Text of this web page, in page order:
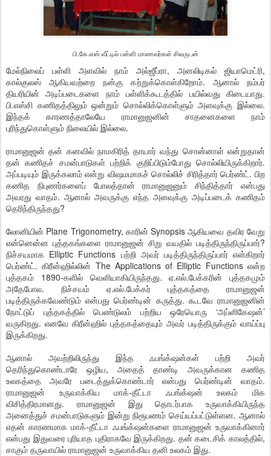
பி.கே.எஸ் வீட்டில் பள்ளி மாணவர்கள் சிலருடன்
மேல்நிலைப் பள்ளி அளவில் நாம் அல்ஜீப்ரா, அனலிடிகல் ஜியாமெட்ரி,
கால்குலஸ் ஆகியவற்றை நன்கு கற்றுக்கொள்கிறோம். ஆனால் நம்பர்
தியரியின் அடிப்படைகளை நாம் பள்ளிக்கூடத்தில் பயில்வது கிடையாது.
பி.எஸ்சி கணிதத்திலும் ஒன்றும் சொல்லிக்கொள்ளும் அளவுக்கு இல்லை.
இந்தக் காரணத்தாலேயே ராமானுஜனின் சாதனைகளை நாம்
புரிந்துகொள்ளும் நிலையில் இல்லை.
ராமானுஜன் தன் கனவில் நாமகிரித் தாயார் வந்து சொன்னாள் என்றுதான்
தன் கணிதச் சமன்பாடுகள் பற்றிக் குறிப்பிடும்போது சொல்லியிருக்கிறார்.
அப்படியும் இருக்கலாம் என்று விஷமமாகச் சொல்லிச் சிரித்தார் பெர்ண்ட். பிற
கணித நிபுணர்களைப் போலத்தான் ராமானுஜனும் சிந்தித்தார் என்பது
அவரது வாதம். ஆனால் அவருக்கு எந்த அளவுக்கு அடிப்படைக் கணிதம்
தெரிந்திருந்தது?
லோனியின் Plane Trigonometry, காரின் Synopsis ஆகியவை தவிர வேறு
என்னென்ன புத்தகங்களை ராமானுஜன் சிறு வயதில் படித்திருந்திருப்பார்?
நிச்சயமாக Elliptic Functions பற்றி அவர் படித்திருந்திருப்பார் என்கிறார்
பெர்ண்ட். கிரீன்ஹில்லின் The Applications of Elliptic Functions என்ற
புத்தகம் 1890-களில் வெளியாகியிருந்தது. ஏ.எல்.பேக்கரின் புத்தகமும்
அதேபோல. நிச்சயம் ஏ.எல்.பேக்கர் புத்தகத்தை ராமானுஜன்
படித்திருக்கவேண்டும் என்பது பெர்ண்டின் கருத்து. கூடவே ராமானுஜனின்
நோட்டுப் புத்தகத்தில் பெண்டுலம் பற்றிய ஒரேயொரு ‘அப்ளிகேஷன்’
வருகிறது. எனவே கிரீன்ஹில் புத்தகத்தையும் அவர் படித்திருக்கும் வாய்ப்பு
இருக்கிறது.
ஆனால் அவற்றிலிருந்து இந்த ஃபங்க்‌ஷன்கள் பற்றி அவர்
தெரிந்துகொண்டாரே ஒழிய, அதைத் தாண்டி அவருக்கான கணித
உலகத்தை அவரே படைத்துக்கொண்டார் என்பது பெர்ண்டின் வாதம்.
ராமானுஜன் உருவாக்கிய மாக்-தீட்டா ஃபங்க்‌ஷன் உலகம் மிக
விசித்திரமானது. ராமானுஜன் இது தொடர்பாக உருவாக்கியிருந்த
அனைத்துச் சமன்பாடுகளும் இன்று நிரூபணம் செய்யப்பட்டுள்ளன. ஆனால்
எதன் காரணமாக மாக்-தீட்டா ஃபங்க்‌ஷன்களை ராமானுஜன் உருவாக்கினார்
என்பது இதுவரை புரியாத புதிராகவே இருக்கிறது. தன் கடைசிக் காலத்தில்,
சாகும் தருவாயில் ராமானுஜன் உருவாக்கிய தனி உலகம் இது.